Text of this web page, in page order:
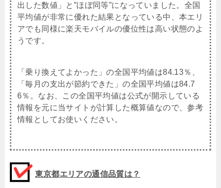
出した数値」と”ほぼ同等”になっていました。全国
平均値が非常に優れた結果となっている中、本エリ
アでも同様に楽天モバイルの優位性は高い状態のよ
うです。
「乗り換えてよかった」の全国平均値は84.13％、
「毎月の支出が節約できた」の全国平均値は84.7
6％。なお、この全国平均値は公式が開示している
情報を元に当サイトが計算した概算値なので、参考
情報としてお使いください。
東京都エリアの通信品質は？